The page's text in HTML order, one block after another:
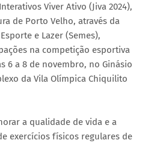
Viver Ativo (Jiva 2024),
de Porto Velho, através da
e Lazer (Semes),
na competição esportiva
6 a 8 de novembro, no Ginásio
da Vila Olímpica Chiquilito
a qualidade de vida e a
exercícios físicos regulares de